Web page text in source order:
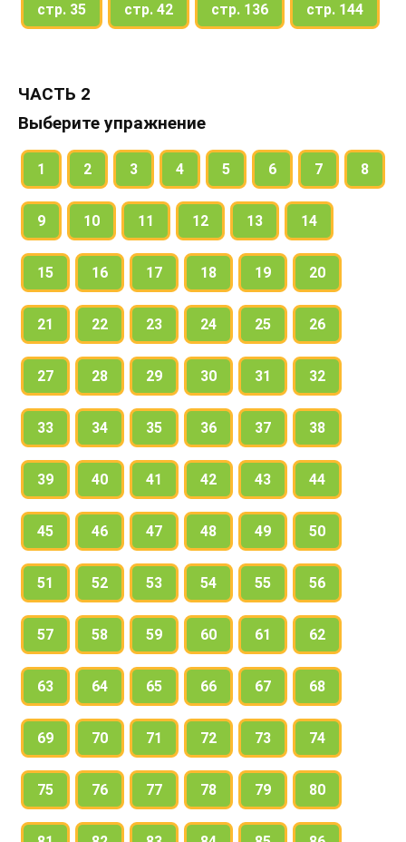
стр. 35 стр. 42 стр. 136 стр. 144
ЧАСТЬ 2
Выберите упражнение
1 2 3 4 5 6 7 8
9 10 11 12 13 14
15 16 17 18 19 20
21 22 23 24 25 26
27 28 29 30 31 32
33 34 35 36 37 38
39 40 41 42 43 44
45 46 47 48 49 50
51 52 53 54 55 56
57 58 59 60 61 62
63 64 65 66 67 68
69 70 71 72 73 74
75 76 77 78 79 80